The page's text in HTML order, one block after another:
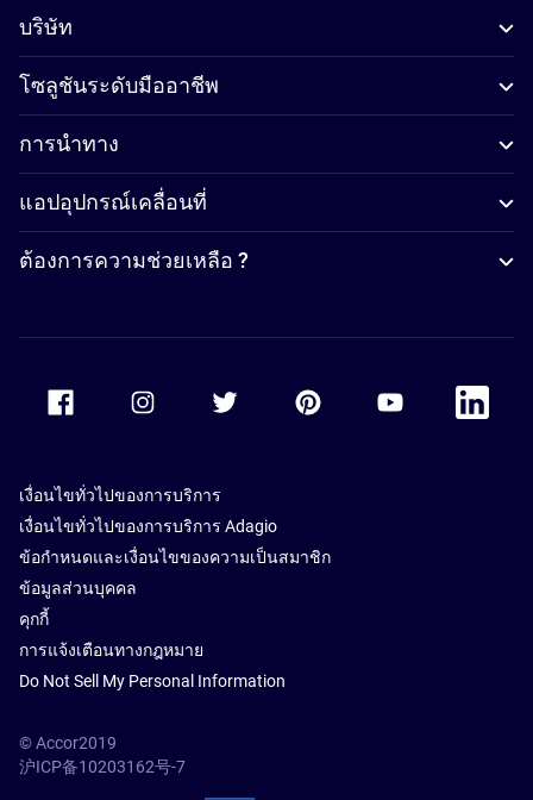
บริษัท
โซลูชันระดับมืออาชีพ
การนำทาง
แอปอุปกรณ์เคลื่อนที่
ต้องการความช่วยเหลือ ?
Accor Youtube
Accor
เงื่อนไขทั่วไปของการบริการ
เงื่อนไขทั่วไปของการบริการ Adagio
ข้อกำหนดและเงื่อนไขของความเป็นสมาชิก
ข้อมูลส่วนบุคคล
คุกกี้
การแจ้งเตือนทางกฎหมาย
Do Not Sell My Personal Information
© Accor2019
沪ICP备10203162号-7